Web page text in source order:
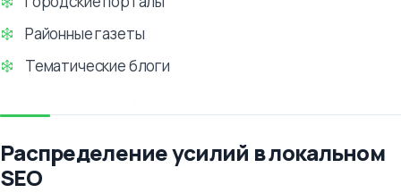
Районные газеты
Тематические блоги
Распределение усилий в локальном
SEO